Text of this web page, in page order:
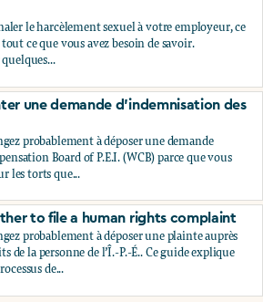
le harcèlement sexuel à votre employeur, ce
ce que vous avez besoin de savoir.
harcèlement sexuel à votre employeur
une demande d’indemnisation des
probablement à déposer une demande
Board of P.E.I. (WCB) parce que vous
les torts que...
une demande d’indemnisation des
to file a human rights complaint
probablement à déposer une plainte auprès
de la personne de l’Î.-P.-É.. Ce guide explique
de...
to file a human rights complaint